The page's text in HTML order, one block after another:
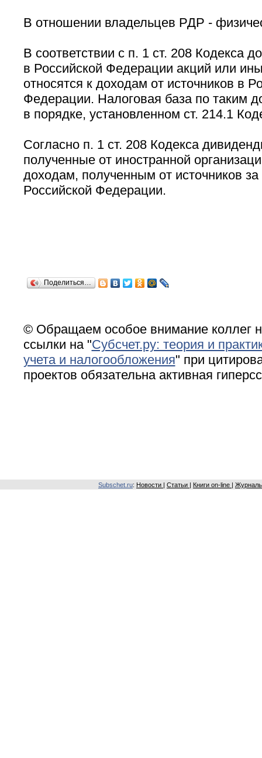
В отношении владельцев РДР -
В соответствии с п. 1 ст. 208 Кодекса
в Российской Федерации акций или
относятся к доходам от источников в
Федерации. Налоговая база по таким
в порядке, установленном ст. 214.1
Согласно п. 1 ст. 208 Кодекса
полученные от иностранной
доходам, полученным от источников
Российской Федерации.
Поделиться…
© Обращаем особое внимание коллег
ссылки на "Субсчет.ру: теория и
учета и налогообложения" при
проектов обязательна активная
Subschet.ru: Новости Статьи Книги on-line